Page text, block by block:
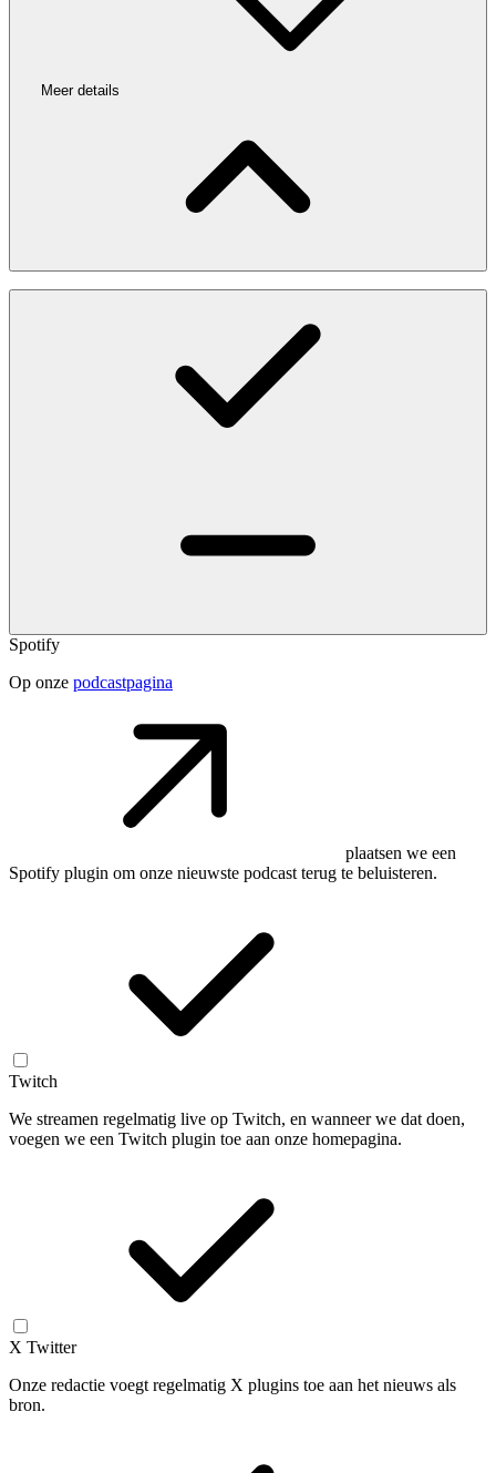
Meer details
Spotify
Op onze podcastpagina
plaatsen we een
Spotify plugin om onze nieuwste podcast terug te beluisteren.
Twitch
We streamen regelmatig live op Twitch, en wanneer we dat doen,
voegen we een Twitch plugin toe aan onze homepagina.
X Twitter
Onze redactie voegt regelmatig X plugins toe aan het nieuws als
bron.